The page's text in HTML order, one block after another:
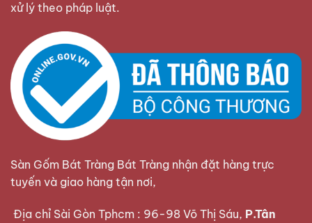
xử lý theo pháp luật.
Sàn Gốm Bát Tràng Bát Tràng nhận đặt hàng trực
tuyến và giao hàng tận nơi,
Địa chỉ Sài Gòn Tphcm : 96-98 Võ Thị Sáu, P.Tân